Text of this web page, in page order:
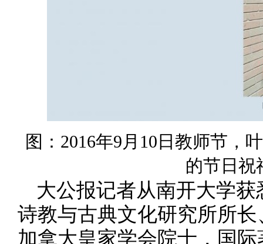
图：2016年9月10日教师节，
的节日祝
大公报记者从南开大学
诗教与古典文化研究所所
加拿大皇家学会院士，国